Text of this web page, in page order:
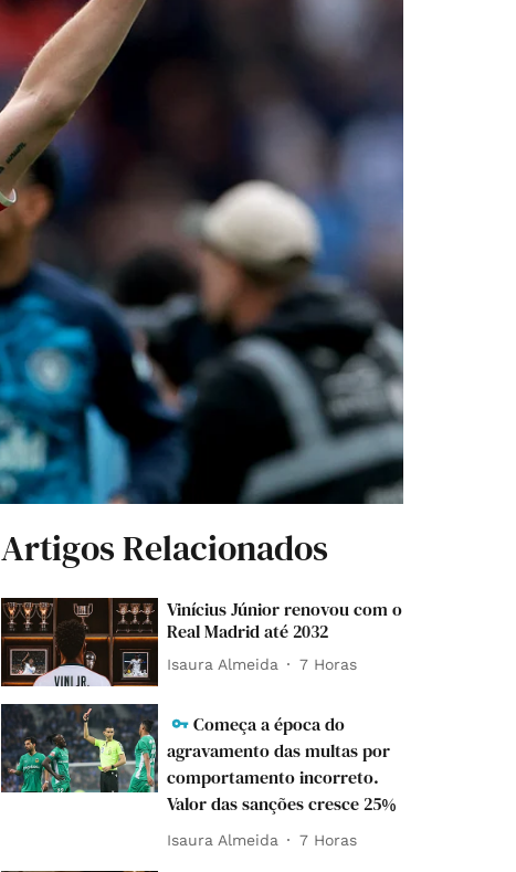
Artigos Relacionados
Vinícius Júnior renovou com o
Real Madrid até 2032
Isaura Almeida 7 Horas
Começa a época do
agravamento das multas por
comportamento incorreto.
Valor das sanções cresce 25%
Isaura Almeida 7 Horas